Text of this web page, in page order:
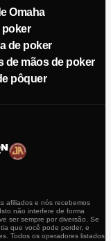
Omaha
poker
de poker
de mãos de poker
pôquer
afiliados e nós recebemos
não interfere de forma
ser sempre por diversão. Se
que você pode perder, e
Todos os operadores listados